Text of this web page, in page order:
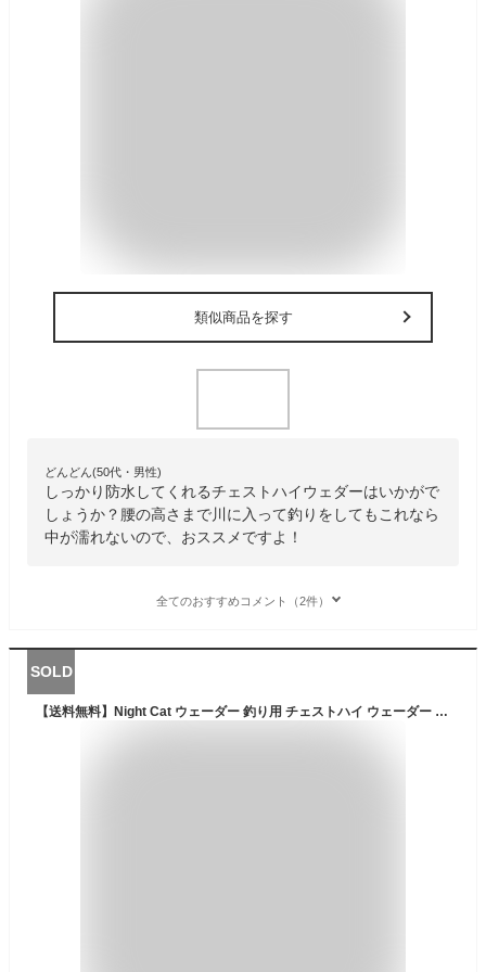
類似商品を探す
どんどん(50代・男性)
しっかり防水してくれるチェストハイウェダーはいかがで
しょうか？腰の高さまで川に入って釣りをしてもこれなら
中が濡れないので、おススメですよ！
全てのおすすめコメント（2件）
SOLD
【送料無料】Night Cat ウェーダー 釣り用 チェストハイ ウェーダー 胴長 渓流釣り ラジアル ワンタッチベルト 付き 通気 軽量 おしゃれ 作業着